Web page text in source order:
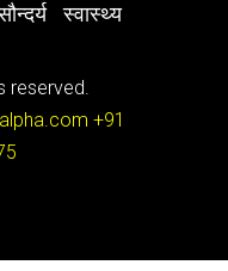
स्वास्थ्य
reserved.
+91